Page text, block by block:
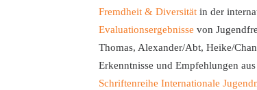
Fremdheit & Diversität in der
Evaluationsergebnisse von
Thomas, Alexander/Abt, Heike/
Erkenntnisse und Empfehlungen
Schriftenreihe Internationale